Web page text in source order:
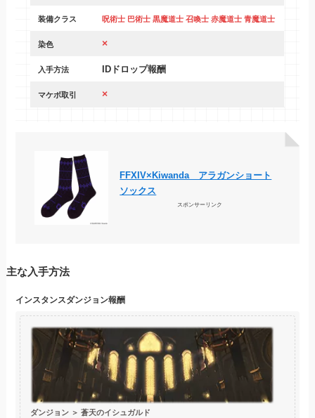
装備クラス 呪術士 巴術士 黒魔道士 召喚士 赤魔道士 青魔道士
染色 ×
入手方法 IDドロップ報酬
マケボ取引 ×
FFXIV×Kiwanda アラガンショート
ソックス
スポンサーリンク
主な入手方法
インスタンスダンジョン報酬
ダンジョン ＞ 蒼天のイシュガルド